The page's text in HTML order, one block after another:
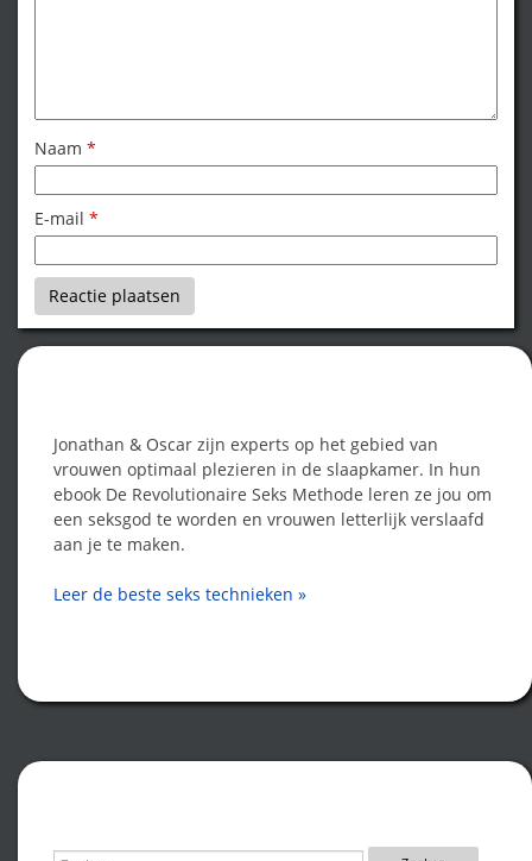
Naam *
E-mail *
Jonathan & Oscar zijn experts op het gebied van
vrouwen optimaal plezieren in de slaapkamer. In hun
ebook De Revolutionaire Seks Methode leren ze jou om
een seksgod te worden en vrouwen letterlijk verslaafd
aan je te maken.
Leer de beste seks technieken »